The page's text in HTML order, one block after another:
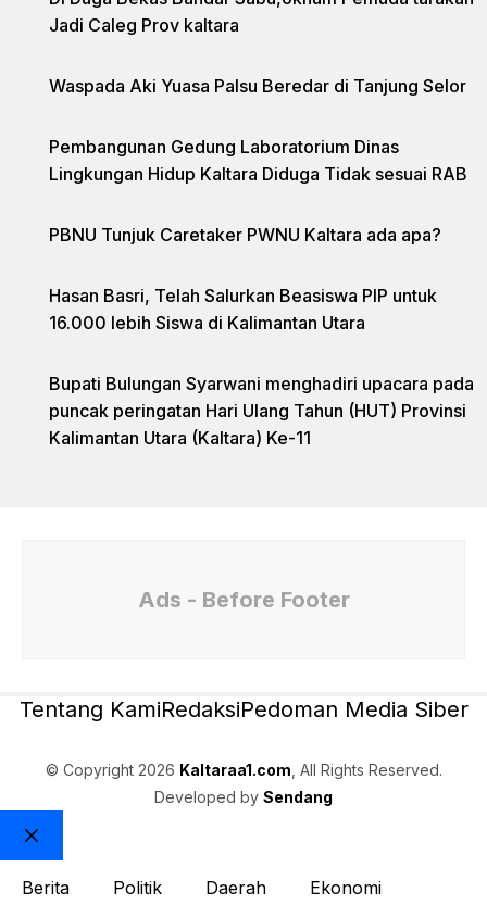
Jadi Caleg Prov kaltara
Waspada Aki Yuasa Palsu Beredar di Tanjung Selor
Pembangunan Gedung Laboratorium Dinas
Lingkungan Hidup Kaltara Diduga Tidak sesuai RAB
PBNU Tunjuk Caretaker PWNU Kaltara ada apa?
Hasan Basri, Telah Salurkan Beasiswa PIP untuk
16.000 lebih Siswa di Kalimantan Utara
Bupati Bulungan Syarwani menghadiri upacara pada
puncak peringatan Hari Ulang Tahun (HUT) Provinsi
Kalimantan Utara (Kaltara) Ke-11
Ads - Before Footer
Tentang KamiRedaksiPedoman Media Siber
© Copyright 2026 Kaltaraa1.com , All Rights Reserved.
Developed by Sendang
Close
Berita
Politik Daerah Ekonomi